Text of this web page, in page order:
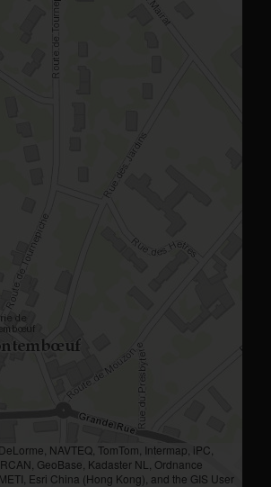
NAVTEQ, TomTom, Intermap, iPC,
GeoBase, Kadaster NL, Ordnance
Esri China (Hong Kong), and the GIS User